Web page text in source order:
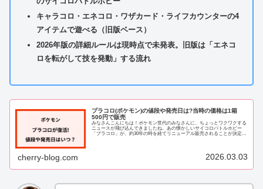
キャラコロ・エネコロ・ワザカード・ライフカウンターの4
アイテムで遊べる（旧版ベース）
2026年版の詳細ルールは現時点で未発表。旧版は「エネコ
ロを転がして技を発動」する流れ
プラコロ(ポケモン)の値段や発売日は?当時の価格は1箱
500円で販売
みなさんこんにちは！ポケモン世代のみなさんに、ちょっとワクワクする
ニュースが飛び込んできましたね。あの懐かしいサイコロバトルホビー
「プラコロ」が、約30年の時を経てリニューアル販売されることが決定し
cherry-blog.com 2026.03.03